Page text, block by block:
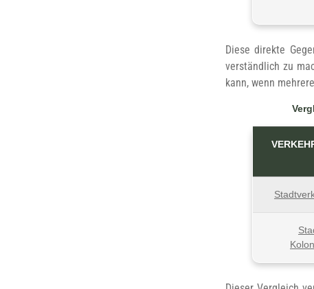
Diese direkte
verständlich zu
kann, wenn